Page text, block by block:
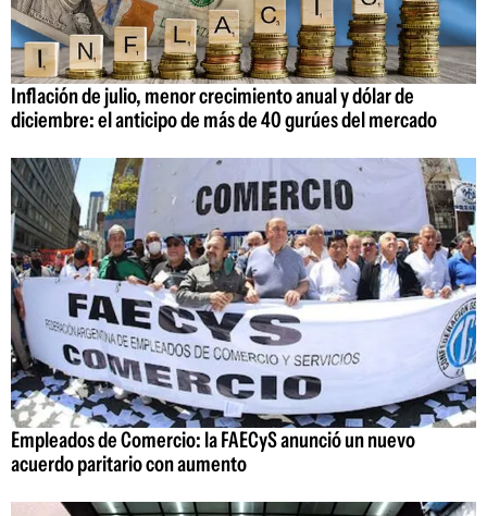
Inflación de julio, menor crecimiento anual y dólar de
diciembre: el anticipo de más de 40 gurúes del mercado
Empleados de Comercio: la FAECyS anunció un nuevo
acuerdo paritario con aumento